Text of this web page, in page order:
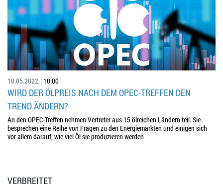
10.05.2022 10:00
WIRD DER ÖLPREIS NACH DEM OPEC-TREFFEN DEN
TREND ÄNDERN?
An den OPEC-Treffen nehmen Vertreter aus 15 ölreichen Ländern teil. Sie
besprechen eine Reihe von Fragen zu den Energiemärkten und einigen sich
vor allem darauf, wie viel Öl sie produzieren werden
VERBREITET